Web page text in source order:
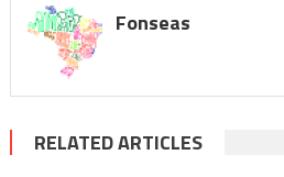
Fonseas
RELATED ARTICLES